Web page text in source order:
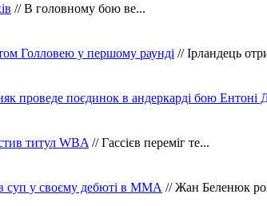
// В головному бою ве...
Голловею у першому раунді // Ірландець
проведе поєдинок в андеркарді бою Ентоні
титул WBA // Гассієв переміг те...
суп у своєму дебюті в ММА // Жан Беленюк